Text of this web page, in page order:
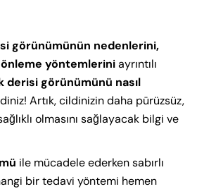
görünümünün nedenlerini,
yöntemleriniayrıntılı
derisi görünümünü nasıl
Artık, cildinizin daha pürüzsüz,
olmasını sağlayacak bilgi ve
ile mücadele ederken sabırlı
bir tedavi yöntemi hemen